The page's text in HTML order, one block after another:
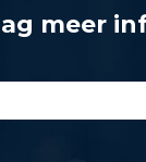
meer